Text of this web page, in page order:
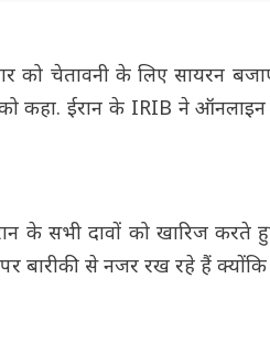
को चेतावनी के लिए सायरन
कहा. ईरान के IRIB ने
के सभी दावों को खारिज करते
बारीकी से नजर रख रहे हैं